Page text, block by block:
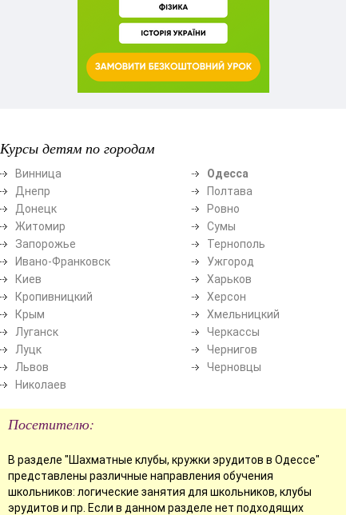
Курсы детям по городам
Винница
Днепр
Донецк
Житомир
Запорожье
Ивано-Франковск
Киев
Кропивницкий
Крым
Луганск
Луцк
Львов
Николаев
Одесса
Полтава
Ровно
Сумы
Тернополь
Ужгород
Харьков
Херсон
Хмельницкий
Черкассы
Чернигов
Черновцы
Посетителю:
В разделе "Шахматные клубы, кружки эрудитов в Одессе"
представлены различные направления обучения
школьников: логические занятия для школьников, клубы
эрудитов и пр. Если в данном разделе нет подходящих